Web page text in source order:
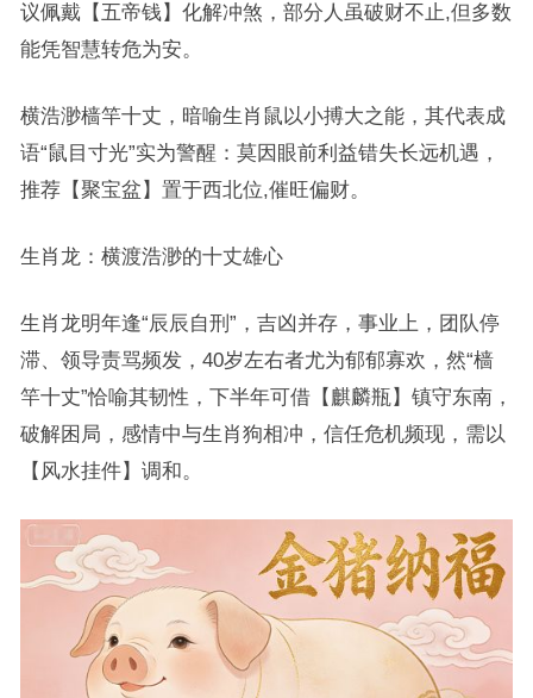
议佩戴【五帝钱】化解冲煞，部分人虽破财不止,但多数
能凭智慧转危为安。
横浩渺樯竿十丈，暗喻生肖鼠以小搏大之能，其代表成
语“鼠目寸光”实为警醒：莫因眼前利益错失长远机遇，
推荐【聚宝盆】置于西北位,催旺偏财。
生肖龙：横渡浩渺的十丈雄心
生肖龙明年逢“辰辰自刑”，吉凶并存，事业上，团队停
滞、领导责骂频发，40岁左右者尤为郁郁寡欢，然“樯
竿十丈”恰喻其韧性，下半年可借【麒麟瓶】镇守东南，
破解困局，感情中与生肖狗相冲，信任危机频现，需以
【风水挂件】调和。